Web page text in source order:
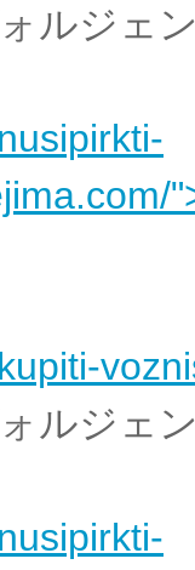
ルジェ
ルジェ